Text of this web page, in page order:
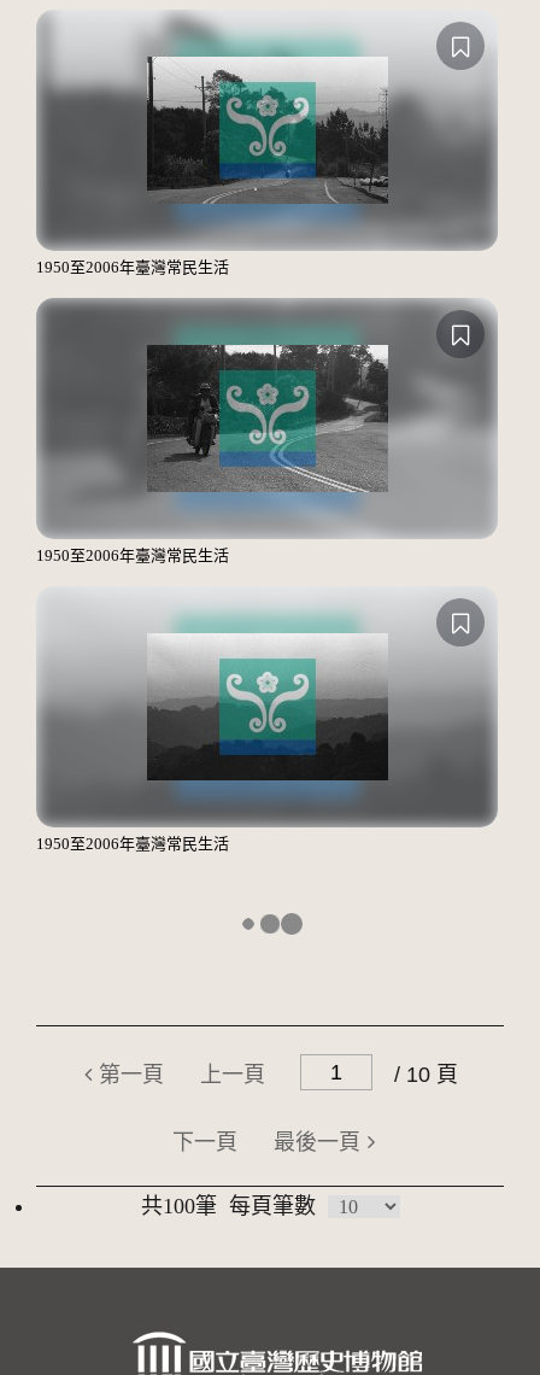
1950至2006年臺灣常民生活
1950至2006年臺灣常民生活
1950至2006年臺灣常民生活
第一頁 上一頁 / 10 頁
下一頁 最後一頁
共100筆 每頁筆數